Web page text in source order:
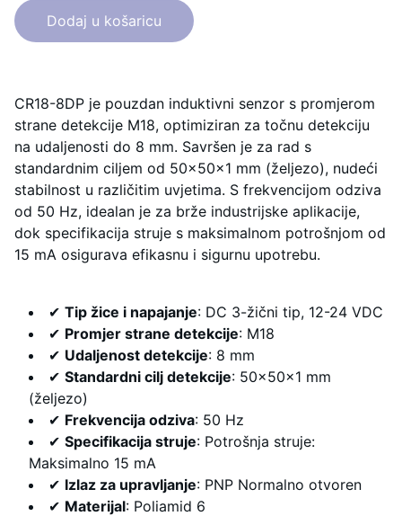
Dodaj u košaricu
CR18-8DP je pouzdan induktivni senzor s promjerom
strane detekcije M18, optimiziran za točnu detekciju
na udaljenosti do 8 mm. Savršen je za rad s
standardnim ciljem od 50×50×1 mm (željezo), nudeći
stabilnost u različitim uvjetima. S frekvencijom odziva
od 50 Hz, idealan je za brže industrijske aplikacije,
dok specifikacija struje s maksimalnom potrošnjom od
15 mA osigurava efikasnu i sigurnu upotrebu.
✔ Tip žice i napajanje: DC 3-žični tip, 12-24 VDC
✔ Promjer strane detekcije: M18
✔ Udaljenost detekcije: 8 mm
✔ Standardni cilj detekcije: 50×50×1 mm
(željezo)
✔ Frekvencija odziva: 50 Hz
✔ Specifikacija struje: Potrošnja struje:
Maksimalno 15 mA
✔ Izlaz za upravljanje: PNP Normalno otvoren
✔ Materijal: Poliamid 6